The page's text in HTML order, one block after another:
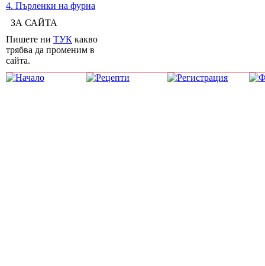
4. Пърленки на фурна
ЗА САЙТА
Пишете ни ТУК какво
трябва да променим в
сайта.